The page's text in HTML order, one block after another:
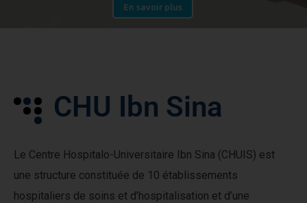
En savoir plus
CHU I bn Sina
Le Centre Hospitalo-Universitaire Ibn Sina (CHUIS) est
une structure constituée de 10 établissements
hospitaliers de soins et d’hospitalisation et d’une